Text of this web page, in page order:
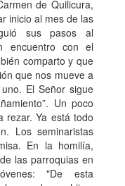
de Quilicura,
inicio al mes de las
sus pasos al
encuentro con el
comparto y que
que nos mueve a
El Señor sigue
Un poco
rezar. Ya está todo
Los seminaristas
En la homilía,
las parroquias en
"De esta